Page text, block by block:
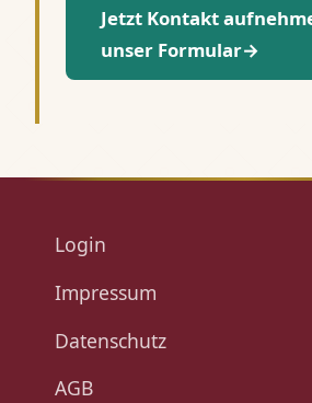
Jetzt Kontakt
unser Formular→
Login
Impressum
Datenschutz
AGB